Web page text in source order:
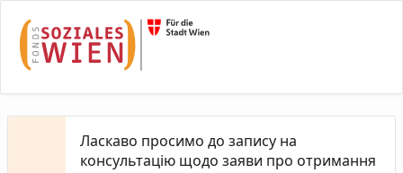
Ласкаво просимо до запису на
консультацію щодо заяви про отримання